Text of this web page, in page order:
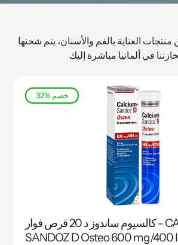
العناية بالفم والأسنان، يتم شحنها
في ألمانيا مباشرة إليك
32% خصم
كالسيوم ساندوز د 20 قرص فوار - CALCIUM
SANDOZ D Osteo 600 mg/400